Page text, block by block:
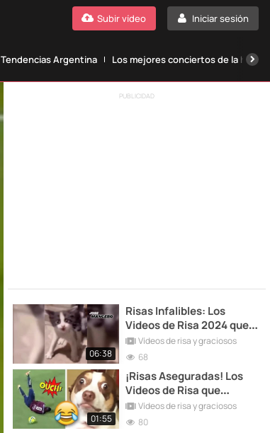
Iniciar sesión
Subir vídeo
Tendencias Argentina Los mejores conciertos de la
PUBLICIDAD
06:38
Risas Infalibles: Los
Videos de Risa 2024 que
No Puedes Perderte
Vídeos de risa y graciosos
68
01:55
¡Risas Aseguradas! Los
Videos de Risa que
Dominarán el 2024
Vídeos de risa y graciosos
80